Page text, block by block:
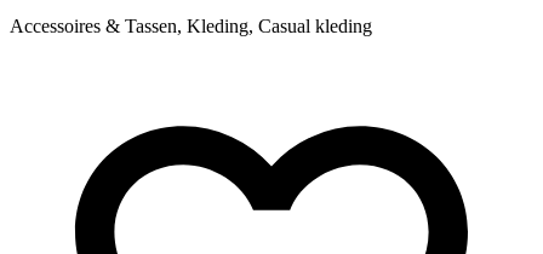
Accessoires & Tassen, Kleding, Casual kleding